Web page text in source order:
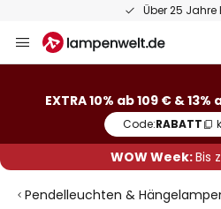
Über 25 Jahre
Inhalt
EXTRA 10% ab 109 € & 13%
Code:RABATT
WOW Week:Bis
Pendelleuchten &